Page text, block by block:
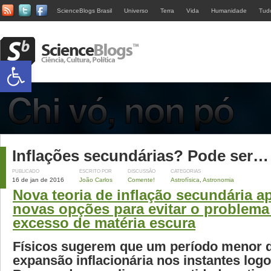
ScienceBlogs Brasil Universo Terra Vida Humanidade
Inflações secundárias? Pode ser…
PUBLICADO
16 de jan de 2016
ESCRITO POR
João Carlos
DISCUSSÃO
Comente!
CATEGORIAS
Astrofísica Astronomia
Nova teoria de inflação secundária
novas opções para evitar o
excesso de matéria escura
Físicos sugerem que um período menor
expansão inflacionária nos instantes
Abrir a barra de ferramentas